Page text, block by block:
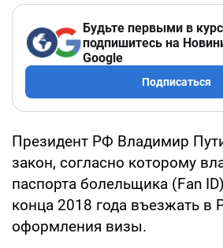
Будьте первыми в
подпишитесь на
Google
Подписаться
Президент РФ Владимир
закон, согласно которому
паспорта болельщика (Fan
конца 2018 года въезжать в
оформления визы.